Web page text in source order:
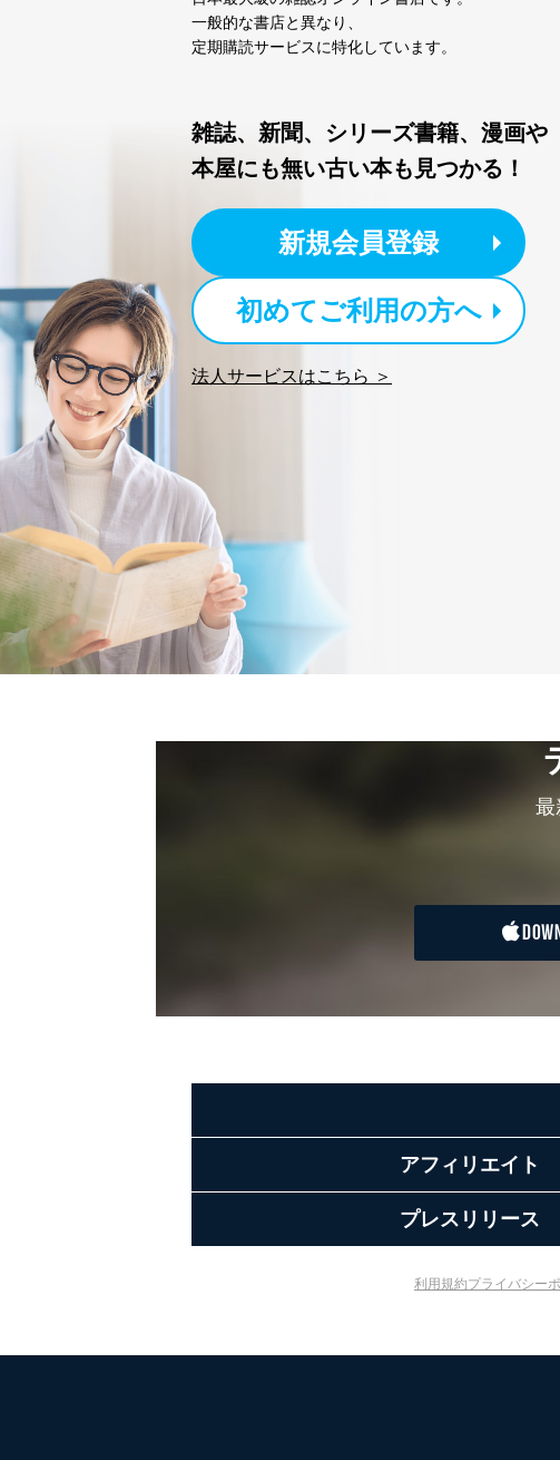
一般的な書店と異なり、
定期購読サービスに特化しています。
雑誌、新聞、シリーズ書籍、漫画や
本屋にも無い古い本も見つかる！
新規会員登録
初めてご利用の方へ
法人サービスはこちら ＞
最
アフィリエイト
プレスリリース
利用規約プライバシー